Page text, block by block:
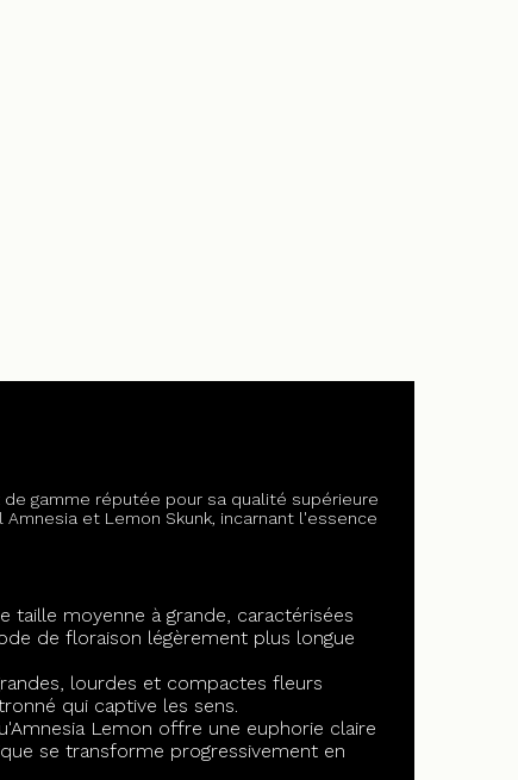
gamme réputée pour sa qualité supérieure
et Lemon Skunk, incarnant l'essence
moyenne à grande, caractérisées
de floraison légèrement plus longue
lourdes et compactes fleurs
qui captive les sens.
Lemon offre une euphorie claire
se transforme progressivement en